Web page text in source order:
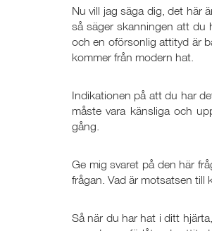
Nu vill jag säga dig, det här
så säger skanningen att
och en oförsonlig attityd är
kommer från modern hat.
Indikationen på att du har
måste vara känsliga och
gång.
Ge mig svaret på den här
frågan. Vad är motsatsen till
Så när du har hat i ditt